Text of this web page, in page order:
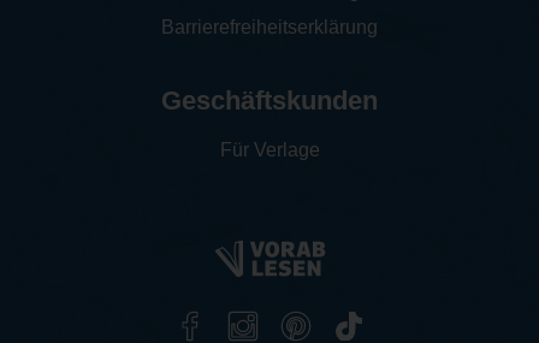
Barrierefreiheitserklärung
Geschäftskunden
Für Verlage